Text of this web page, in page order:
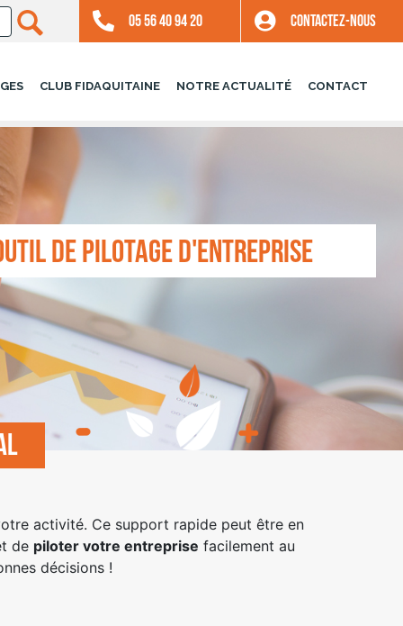
05 56 40 94 20 CONTACTEZ-NOUS
CLUB FIDAQUITAINE NOTRE ACTUALITÉ CONTACT
DE PILOTAGE D'ENTREPRISE
activité. Ce support rapide peut être en
de piloter votre entreprise facilement au
décisions !